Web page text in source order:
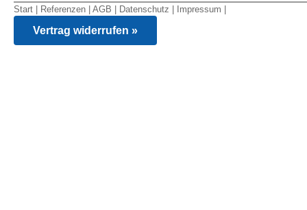
Start Referenzen AGB Datenschutz Impressum
Vertrag widerrufen »